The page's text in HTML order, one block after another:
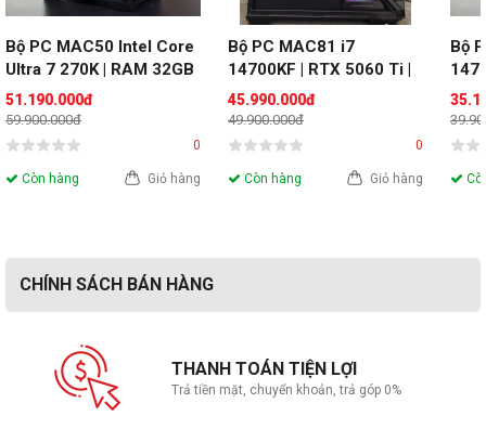
Bộ PC MAC50 Intel Core
Ultra 7 270K | RAM 32GB
| VGA RTX 5060ti 16GB |
SSD 500G
51.190.000đ
59.900.000đ
0
Còn hàng Giỏ hàng
Bộ PC MAC81 i7
14700KF | RTX 5060 Ti |
RAM 32GB
45.990.000đ
49.900.000đ
0
Còn hàng Giỏ hàng
Bộ
CHÍNH SÁCH BÁN HÀNG
THANH TOÁN TIỆN LỢI
Trả tiền mặt, chuyển khoản, trả góp 0%